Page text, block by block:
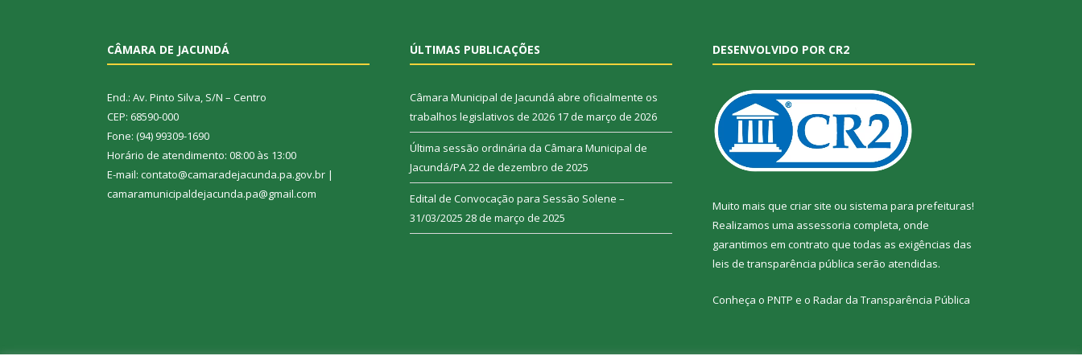
CÂMARA DE JACUNDÁ
End.: Av. Pinto Silva, S/N – Centro
CEP: 68590-000
Fone: (94) 99309-1690
Horário de atendimento: 08:00 às 13:00
E-mail: contato@camaradejacunda.pa.gov.br |
camaramunicipaldejacunda.pa@gmail.com
ÚLTIMAS PUBLICAÇÕES
Câmara Municipal de Jacundá abre oficialmente os
trabalhos legislativos de 2026 17 de março de 2026
Última sessão ordinária da Câmara Municipal de
Jacundá/PA22 de dezembro de 2025
Edital de Convocação para Sessão Solene –
31/03/2025 28 de março de 2025
DESENVOLVIDO POR CR2
Muito mais que criar site ou sistema para prefeituras!
Realizamos uma assessoria completa, onde
garantimos em contrato que todas as exigências das
leis de transparência pública serão atendidas.
Conheça o PNTP e o Radar da Transparência Pública